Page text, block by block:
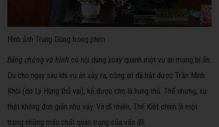
Hình ảnh Trung Dũng trong phim
Bằng chứng vô hình có nội dung xoay quanh một vụ án mạng bí ẩn.
Dù cho ngay sau khi vụ án xảy ra, công an đã bắt được Trần Minh
Khôi (do Lý Hùng thủ vai), kẻ được cho là hung thủ. Thế nhưng, sự
thật không đơn giản như vậy. Và dĩ nhiên, Thế Kiệt chính là một
trong những mấu chốt quan trọng của vấn đề.